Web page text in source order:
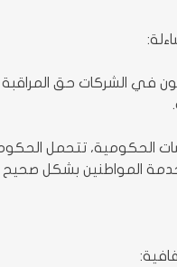
في الشركات حق
الحكومية، تتحمل
المواطنين بشكل صحيح